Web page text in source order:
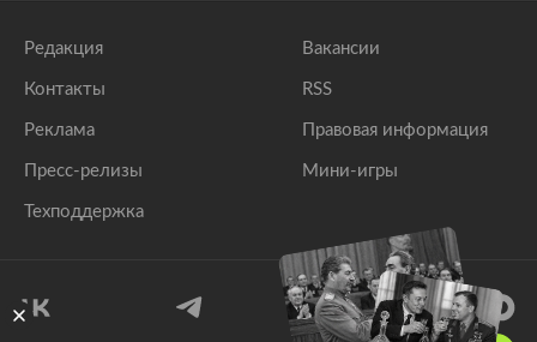
Редакция
Контакты
Реклама
Пресс-релизы
Техподдержка
Вакансии
RSS
Правовая информация
Мини-игры